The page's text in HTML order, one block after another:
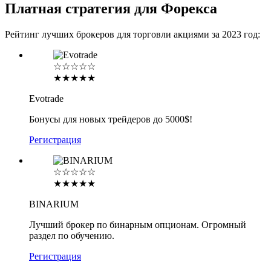
Платная стратегия для Форекса
Рейтинг лучших брокеров для торговли акциями за 2023 год:
☆☆☆☆☆
★★★★★
Evotrade
Бонусы для новых трейдеров до 5000$!
Регистрация
☆☆☆☆☆
★★★★★
BINARIUM
Лучший брокер по бинарным опционам. Огромный
раздел по обучению.
Регистрация